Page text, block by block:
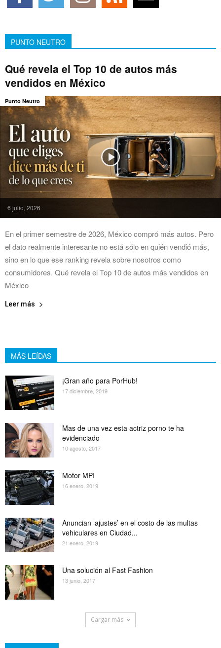
PUNTO NEUTRO
Qué revela el Top 10 de autos más
vendidos en México
6 julio, 2026
Punto Neutro
En el primer semestre de 2026, México compró más autos. Pero
el dato realmente interesante no está sólo en quién vendió más,
sino en lo que ese ranking revela sobre nosotros como
consumidores. Qué revela el Top 10 de autos más vendidos en
México
Leer más
MÁS LEÍDAS
¡Gran año para PorHub!
17 diciembre, 2019
Mas de una vez esta actriz porno te ha
evidenciado
10 agosto, 2017
Motor MPI
16 enero, 2019
Anuncian ‘ajustes’ en el costo de las multas
vehiculares en Ciudad...
21 enero, 2019
Una solución al Fast Fashion
13 junio, 2017
Cargar más